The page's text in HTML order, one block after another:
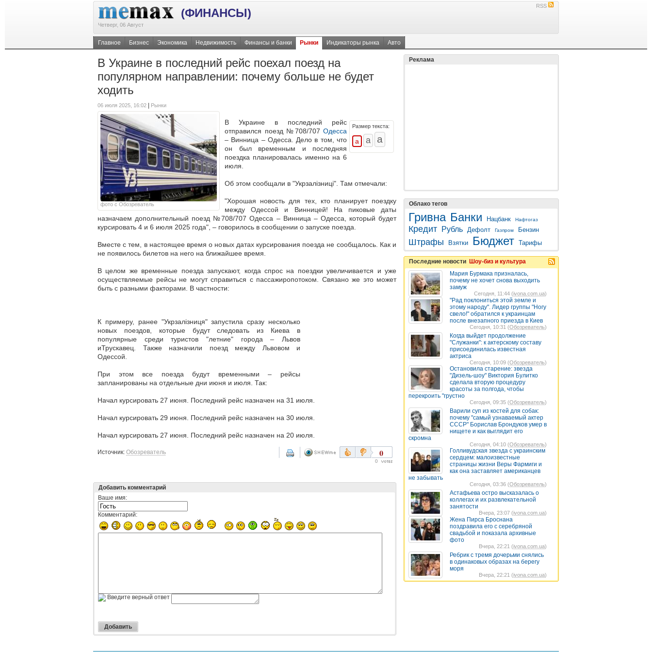
(ФИНАНСЫ)
Четверг, 06 Август
RSS
Главное Бизнес Экономика Недвижимость Финансы и банки Рынки Индикаторы рынка Авто
В Украине в последний рейс поехал поезд на
популярном направлении: почему больше не будет
ходить
06 июля 2025, 16:02 Рынки
фото с Обозреватель
Размер текста:
В Украине в последний рейс
отправился поезд №708/707 Одесса
– Винница – Одесса. Дело в том, что
он был временным и последняя
поездка планировалась именно на 6
июля.
Об этом сообщали в "Укрзалізниці". Там отмечали:
"Хорошая новость для тех, кто планирует поездку
между Одессой и Винницей! На пиковые даты
назначаем дополнительный поезд №708/707 Одесса – Винница – Одесса, который будет
курсировать 4 и 6 июля 2025 года", – говорилось в сообщении о запуске поезда.
Вместе с тем, в настоящее время о новых датах курсирования поезда не сообщалось. Как и
не появилось билетов на него на ближайшее время.
В целом же временные поезда запускают, когда спрос на поездки увеличивается и уже
осуществляемые рейсы не могут справиться с пассажиропотоком. Связано же это может
быть с разными факторами. В частности:
К примеру, ранее "Укрзалізниця" запустила сразу несколько
новых поездов, которые будут следовать из Киева в
популярные среди туристов "летние" города – Львов
иТрускавец. Также назначили поезд между Львовом и
Одессой.
При этом все поезда будут временными– рейсы
запланированы на отдельные дни июня и июля. Так:
Начал курсировать 27 июня. Последний рейс назначен на 31 июля.
Начал курсировать 29 июня. Последний рейс назначен на 30 июля.
Начал курсировать 27 июня. Последний рейс назначен на 20 июля.
Источник: Обозреватель 0
0
Добавить комментарий
Ваше имя:
Комментарий:
Введите верный ответ
Реклама
Облако тегов
Гривна Банки Нацбанк Нафтогаз
Кредит Рубль Дефолт Газпром Бензин
Штрафы Взятки Бюджет Тарифы
Последние новости Шоу-биз и культура
Мария Бурмака призналась,
почему не хочет снова выходить
замуж
Сегодня, 11:44 (ivona.com.ua)
"Рад поклониться этой земле и
этому народу". Лидер группы "Ногу
свело!" обратился к украинцам
после внезапного приезда в Киев
Сегодня, 10:31 (Обозреватель)
Когда выйдет продолжение
"Служанки": к актерскому составу
присоединилась известная
актриса
Сегодня, 10:09 (Обозреватель)
Остановила старение: звезда
"Дизель-шоу" Виктория Булитко
сделала вторую процедуру
красоты за полгода, чтобы
перекроить "грустно
Сегодня, 09:35 (Обозреватель)
Варили суп из костей для собак:
почему "самый узнаваемый актер
СССР" Борислав Брондуков умер в
нищете и как выглядит его
скромна
Сегодня, 04:10 (Обозреватель)
Голливудская звезда с украинским
сердцем: малоизвестные
страницы жизни Веры Фармиги и
как она заставляет американцев
не забывать
Сегодня, 03:36 (Обозреватель)
Астафьева остро высказалась о
коллегах и их развлекательной
занятости
Вчера, 23:07 (ivona.com.ua)
Жена Пирса Броснана
поздравила его с серебряной
свадьбой и показала архивные
фото
Вчера, 22:21 (ivona.com.ua)
Ребрик с тремя дочерьми снялись
в одинаковых образах на берегу
моря
Вчера, 22:21 (ivona.com.ua)